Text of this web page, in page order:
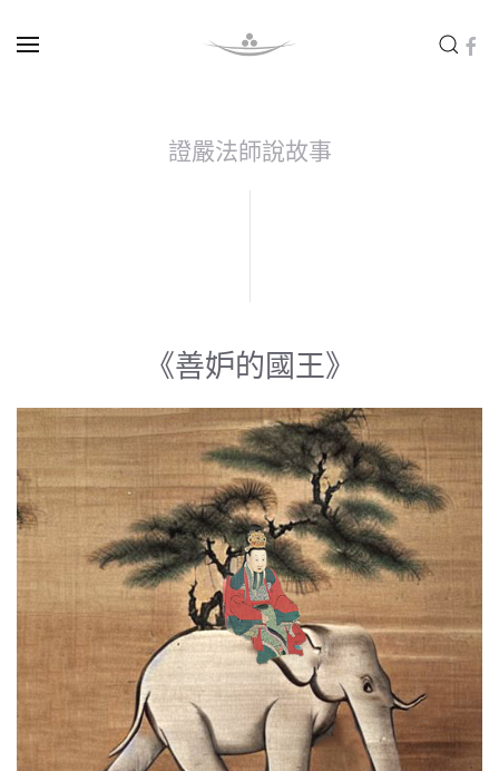
證嚴法師說故事
《善妒的國王》